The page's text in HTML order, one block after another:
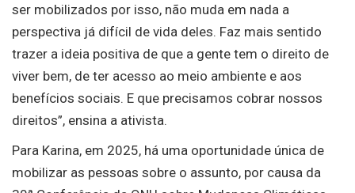
ser mobilizados por isso, não muda em nada a
perspectiva já difícil de vida deles. Faz mais sentido
trazer a ideia positiva de que a gente tem o direito de
viver bem, de ter acesso ao meio ambiente e aos
benefícios sociais. E que precisamos cobrar nossos
direitos”, ensina a ativista.
Para Karina, em 2025, há uma oportunidade única de
mobilizar as pessoas sobre o assunto, por causa da